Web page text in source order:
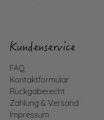
Kundenservice
FAQ
Kontaktformular
Rückgaberecht
Zahlung & Versand
Impressum